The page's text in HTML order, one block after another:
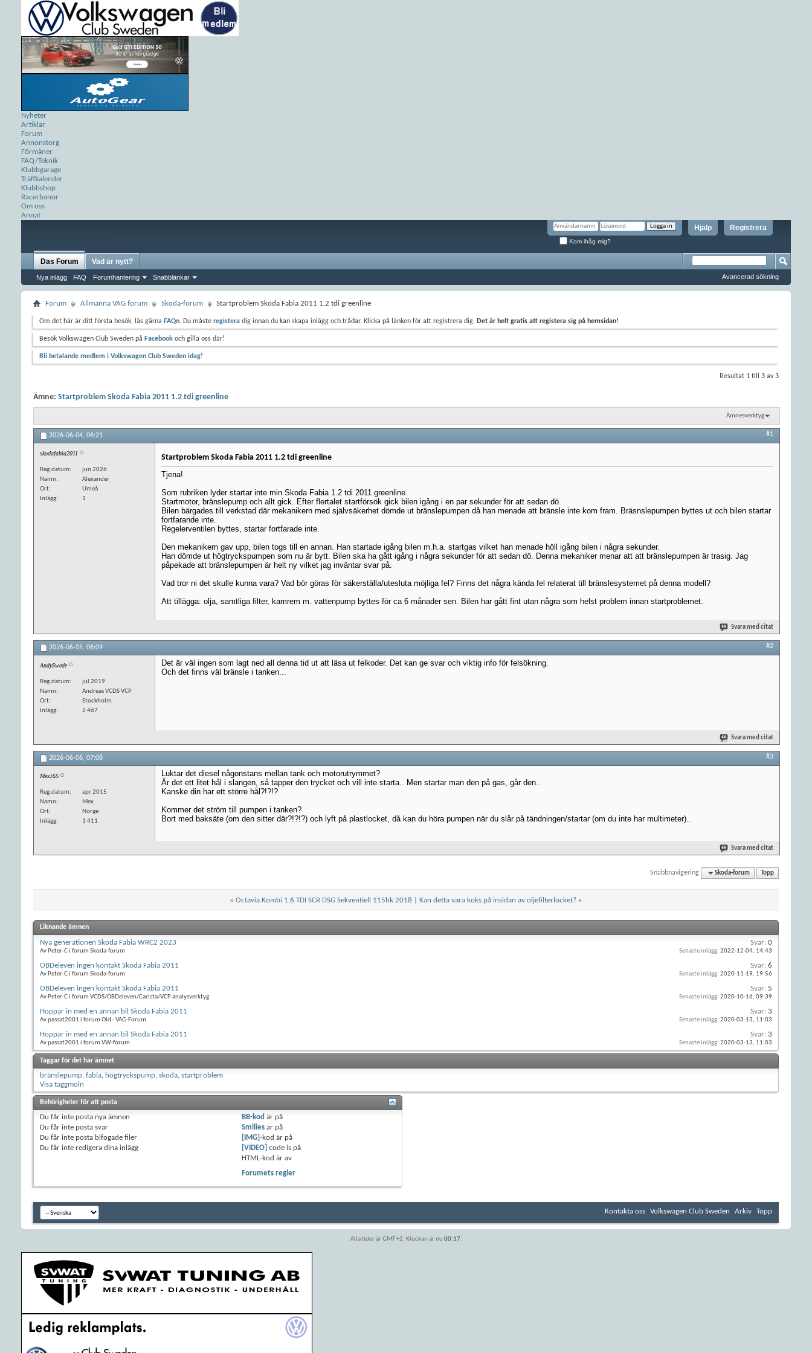
Nyheter
Artiklar
Forum
Annonstorg
Förmåner
FAQ/Teknik
Klubbgarage
Träffkalender
Klubbshop
Racerbanor
Om oss
Annat
Registrera
Hjälp
Kom ihåg mig?
Das Forum
Nya inlägg FAQ Forumhantering Snabblänkar
Vad är nytt?
Avancerad sökning
Forum Allmänna VAG forum Skoda-forum Startproblem Skoda Fabia 2011 1.2 tdi greenline
Om det här är ditt första besök, läs gärna FAQn. Du måste registera dig innan du kan skapa inlägg och trådar. Klicka på länken för att registrera dig. Det är helt gratis att registera sig på hemsidan!
Besök Volkswagen Club Sweden på Facebook och gilla oss där!
Bli betalande medlem i Volkswagen Club Sweden idag!
Resultat 1 till 3 av 3
Ämne: Startproblem Skoda Fabia 2011 1.2 tdi greenline
Ämnesverktyg
2026-06-04, 06:21 #1
skodafabia2011
Reg.datum
jun 2026
Namn
Alexander
Ort
Umeå
Inlägg
1
Startproblem Skoda Fabia 2011 1.2 tdi greenline
Tjena!
Som rubriken lyder startar inte min Skoda Fabia 1.2 tdi 2011 greenline.
Startmotor, bränslepump och allt gick. Efter flertalet startförsök gick bilen igång i en par sekunder för att sedan dö.
Bilen bärgades till verkstad där mekanikern med självsäkerhet dömde ut bränslepumpen då han menade att bränsle inte kom fram. Bräsnslepumpen byttes ut och bilen startar
fortfarande inte.
Regelerventilen byttes, startar fortfarade inte.
Den mekanikern gav upp, bilen togs till en annan. Han startade igång bilen m.h.a. startgas vilket han menade höll igång bilen i några sekunder.
Han dömde ut högtryckspumpen som nu är bytt. Bilen ska ha gått igång i några sekunder för att sedan dö. Denna mekaniker menar att att bränslepumpen är trasig. Jag
påpekade att bränslepumpen är helt ny vilket jag inväntar svar på.
Vad tror ni det skulle kunna vara? Vad bör göras för säkerställa/utesluta möjliga fel? Finns det några kända fel relaterat till bränslesystemet på denna modell?
Att tillägga: olja, samtliga filter, kamrem m. vattenpump byttes för ca 6 månader sen. Bilen har gått fint utan några som helst problem innan startproblemet.
Svara med citat
2026-06-05, 06:09 #2
AndySwede
Reg.datum
jul 2019
Namn
Andreas VCDS VCP
Ort
Stockholm
Inlägg
2 467
Det är väl ingen som lagt ned all denna tid ut att läsa ut felkoder. Det kan ge svar och viktig info för felsökning.
Och det finns väl bränsle i tanken...
Svara med citat
2026-06-06, 07:08 #3
Mex165
Reg.datum
apr 2015
Namn
Mex
Ort
Norge
Inlägg
1 411
Luktar det diesel någonstans mellan tank och motorutrymmet?
Är det ett litet hål i slangen, så tapper den trycket och vill inte starta.. Men startar man den på gas, går den..
Kanske din har ett större hål?!?!?
Kommer det ström till pumpen i tanken?
Bort med baksäte (om den sitter där?!?!?) och lyft på plastlocket, då kan du höra pumpen när du slår på tändningen/startar (om du inte har multimeter)..
Svara med citat
Snabbnavigering Skoda-forum Topp
« Octavia Kombi 1.6 TDI SCR DSG Sekventiell 115hk 2018 Kan detta vara koks på insidan av oljefilterlocket? »
Liknande ämnen
Nya generationen Skoda Fabia WRC2 2023
Av Peter-C i forum Skoda-forum
Svar: 0
Senaste inlägg: 2022-12-04, 14:43
OBDeleven ingen kontakt Skoda Fabia 2011
Av Peter-C i forum Skoda-forum
Svar: 6
Senaste inlägg: 2020-11-19, 19:56
OBDeleven ingen kontakt Skoda Fabia 2011
Av Peter-C i forum VCDS/OBDeleven/Carista/VCP analysverktyg
Svar: 5
Senaste inlägg: 2020-10-16, 09:39
Hoppar in med en annan bil Skoda Fabia 2011
Av passat2001 i forum Old - VAG-Forum
Svar: 3
Senaste inlägg: 2020-03-13, 11:03
Hoppar in med en annan bil Skoda Fabia 2011
Av passat2001 i forum VW-forum
Svar: 3
Senaste inlägg: 2020-03-13, 11:03
Taggar för det här ämnet
bränslepump, fabia, högtryckspump, skoda, startproblem
Visa taggmoln
Behörigheter för att posta
Du får inte posta nya ämnen
Du får inte posta svar
Du får inte posta bifogade filer
Du får inte redigera dina inlägg
BB-kod är på
Smilies är på
[IMG]-kod är på
[VIDEO] code is på
HTML-kod ärav
Forumets regler
Kontakta oss Volkswagen Club Sweden Arkiv Topp
Alla tider är GMT +2. Klockan är nu 00:17.